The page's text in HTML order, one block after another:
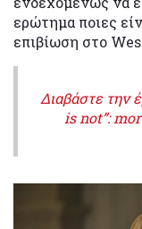
ερώτημα ποιες
επιβίωση στο
Διαβάστε την
is not”: